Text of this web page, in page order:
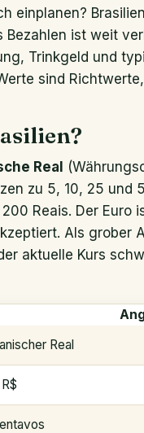
einplanen?
ist weit
Trinkgeld und
sind
Real
zu 5, 10, 25 und
Reais. Der Euro
Als grober
aktuelle Kurs
Real